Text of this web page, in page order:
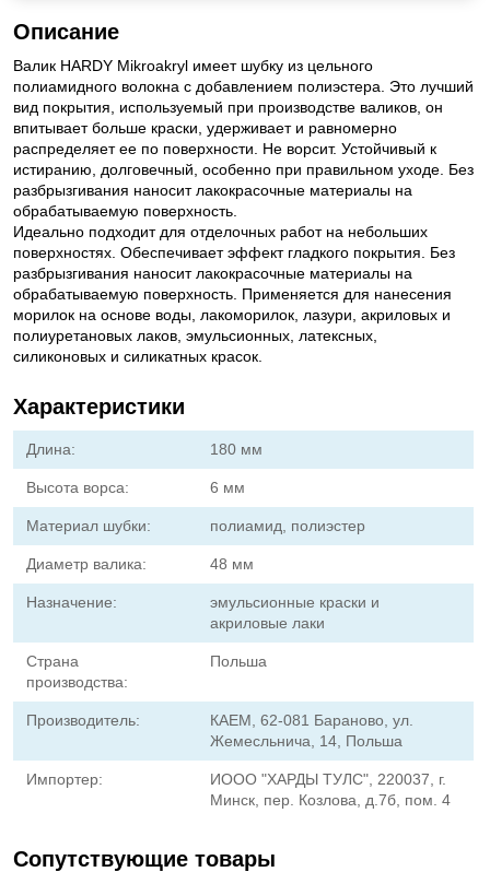
Описание
Валик HARDY Mikroakryl имеет шубку из цельного
полиамидного волокна с добавлением полиэстера. Это лучший
вид покрытия, используемый при производстве валиков, он
впитывает больше краски, удерживает и равномерно
распределяет ее по поверхности. Не ворсит. Устойчивый к
истиранию, долговечный, особенно при правильном уходе. Без
разбрызгивания наносит лакокрасочные материалы на
обрабатываемую поверхность.
Идеально подходит для отделочных работ на небольших
поверхностях. Обеспечивает эффект гладкого покрытия. Без
разбрызгивания наносит лакокрасочные материалы на
обрабатываемую поверхность. Применяется для нанесения
морилок на основе воды, лакоморилок, лазури, акриловых и
полиуретановых лаков, эмульсионных, латексных,
силиконовых и силикатных красок.
Характеристики
Длина: 180 мм
Высота ворса: 6 мм
Материал шубки: полиамид, полиэстер
Диаметр валика: 48 мм
Назначение:
эмульсионные краски и
акриловые лаки
Страна
производства:
Польша
Производитель:
КАЕМ, 62-081 Бараново, ул.
Жемесльнича, 14, Польша
Импортер:
ИООО "ХАРДЫ ТУЛС", 220037, г.
Минск, пер. Козлова, д.7б, пом. 4
Сопутствующие товары